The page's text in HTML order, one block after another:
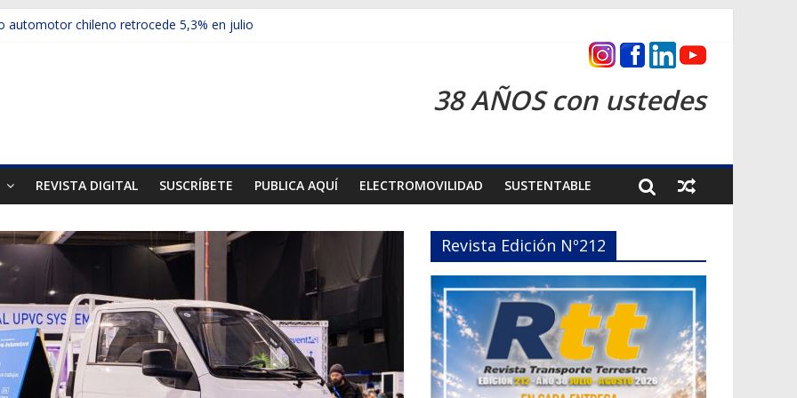
automotor chileno retrocede 5,3% en julio
presentó la recién estrenada Bolden en la Expo Compras Públicas 2026
mercado internacional en lanzar la nueva Maxus T70
38 AÑOS con ustedes
REVISTA DIGITAL SUSCRÍBETE PUBLICA AQUÍ ELECTROMOVILIDAD SUSTENTABLE
Revista Edición Nº212